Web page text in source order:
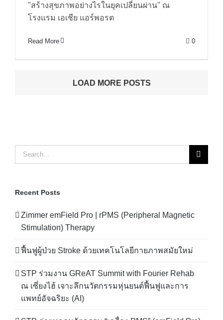
"สร้างสุขภาพอย่างไรในยุคเปลี่ยนผ่าน" ณ
โรงแรม เอเชีย แอร์พอรต
Read More 0
LOAD MORE POSTS
Search
for:
Recent Posts
Zimmer emField Pro | rPMS (Peripheral Magnetic
Stimulation) Therapy
ฟื้นฟูผู้ป่วย Stroke ด้วยเทคโนโลยีกายภาพสมัยใหม่
STP ร่วมงาน GReAT Summit with Fourier Rehab
ณ เซี่ยงไฮ้ เจาะลึกนวัตกรรมหุ่นยนต์ฟื้นฟูและการ
แพทย์อัจฉริยะ (AI)